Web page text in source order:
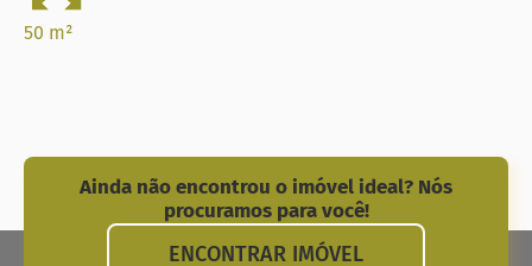
50 m²
Ainda não encontrou o imóvel ideal? Nós
procuramos para você!
ENCONTRAR IMÓVEL